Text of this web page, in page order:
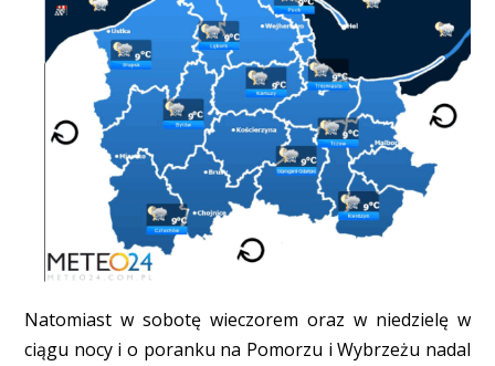
Natomiast w sobotę wieczorem oraz w niedzielę w
ciągu nocy i o poranku na Pomorzu i Wybrzeżu nadal